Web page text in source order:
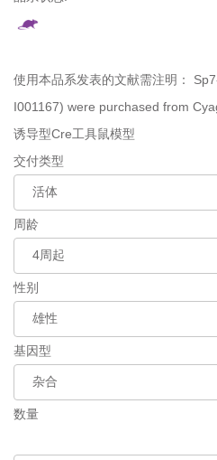
使用本品系发表的文献需注明：
I001167) were purchased from
诱导型Cre工具鼠模型
交付类型
周龄
性别
基因型
数量